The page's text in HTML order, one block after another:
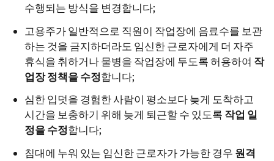
수행되는 방식을 변경합니다;
고용주가 일반적으로 직원이 작업장에 음료수를 보관
하는 것을 금지하더라도 임신한 근로자에게 더 자주
휴식을 취하거나 물병을 작업장에 두도록 허용하여 작
업장정책을수정합니다;
심한 입덧을 경험한 사람이 평소보다 늦게 도착하고
시간을 보충하기 위해 늦게 퇴근할 수 있도록 작업 일
정을수정합니다;
침대에 누워 있는 임신한 근로자가 가능한 경우 원격